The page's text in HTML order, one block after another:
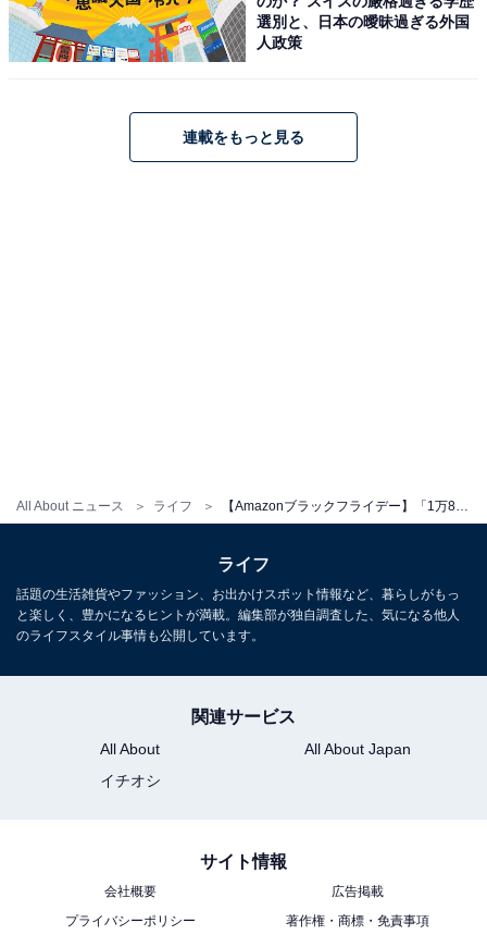
All About ニュース ライフ
HiKOKI(ハイコーキ) 36V 充電式 ロータリーハンマドリル
DH3628DA SDSプラスシャンク 最大穴あけ能力コンクリ
ート28mm 集じんシステム取り付け可 バッテリー・充電
蓄電池2個・充電器・システムケース2&3付 DH3628DB
Amazonで見る
選別と、日本の曖昧過ぎる外国
人政策
連載をもっと見る
ライフ
話題の生活雑貨やファッション、お出かけスポット情報など、暮らしがもっ
と楽しく、豊かになるヒントが満載。編集部が独自調査した、気になる他人
のライフスタイル事情も公開しています。
関連サービス
All About
All About Japan
イチオシ
サイト情報
会社概要
広告掲載
プライバシーポリシー
著作権・商標・免責事項